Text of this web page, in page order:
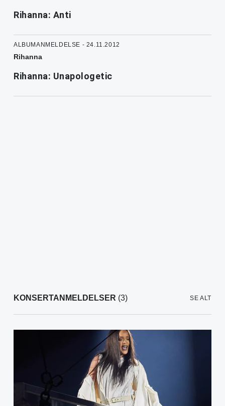
Rihanna: Anti
ALBUMANMELDELSE - 24.11.2012
Rihanna
Rihanna: Unapologetic
KONSERTANMELDELSER (3) SE ALT